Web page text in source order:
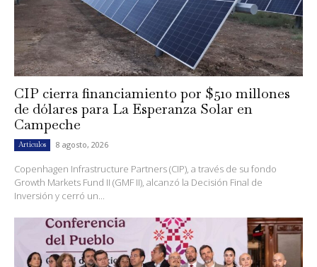
CIP cierra financiamiento por $510 millones
de dólares para La Esperanza Solar en
Campeche
Artículos 8 agosto, 2026
Copenhagen Infrastructure Partners (CIP), a través de su fondo
Growth Markets Fund II (GMF II), alcanzó la Decisión Final de
Inversión y cerró un...